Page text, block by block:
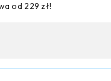
od 229 zł!